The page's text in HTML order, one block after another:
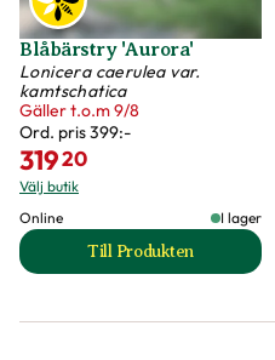
Blåbärstry 'Aurora'
Lonicera caerulea var.
kamtschatica
Gäller t.o.m 9/8
Ord. pris399:-
31920
Välj butik
Online
I lager
Till Produkten
till Blåbärstry